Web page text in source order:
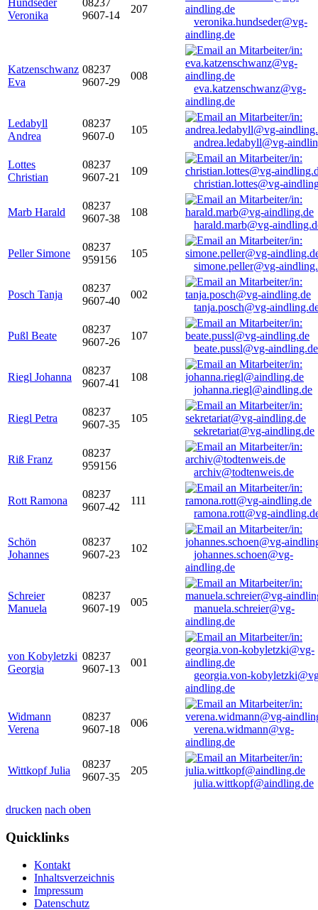
Hundseder
Veronika
08237
9607-14
207
veronika.hundseder@vg-
aindling.de
Katzenschwanz
Eva
08237
9607-29
008
eva.katzenschwanz@vg-
aindling.de
Ledabyll
Andrea
08237
9607-0
105
andrea.ledabyll@vg-
Lottes
Christian
08237
9607-21
109
christian.lottes@vg-
Marb Harald
08237
9607-38
108
harald.marb@vg-
Peller Simone
08237
959156
105
simone.peller@vg-
Posch Tanja
08237
9607-40
002
tanja.posch@vg-
Pußl Beate
08237
9607-26
107
beate.pussl@vg-aindling.de
Riegl Johanna
08237
9607-41
108
johanna.riegl@aindling.de
Riegl Petra
08237
9607-35
105
sekretariat@vg-aindling.de
Riß Franz
08237
959156
archiv@todtenweis.de
Rott Ramona
08237
9607-42
111
ramona.rott@vg-
Schön
Johannes
08237
9607-23
102
johannes.schoen@vg-
aindling.de
Schreier
Manuela
08237
9607-19
005
manuela.schreier@vg-
aindling.de
von Kobyletzki
Georgia
08237
9607-13
001
georgia.von-
aindling.de
Widmann
Verena
08237
9607-18
006
verena.widmann@vg-
aindling.de
Wittkopf Julia
08237
9607-35
205
julia.wittkopf@aindling.de
drucken nach oben
Quicklinks
Kontakt
Inhaltsverzeichnis
Impressum
Datenschutz